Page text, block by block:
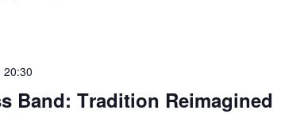
20:30
Band: Tradition Reimagined